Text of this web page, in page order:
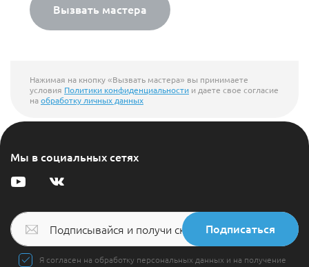
Вызвать мастера
Нажимая на кнопку «Вызвать мастера» вы принимаете
условия Политики конфиденциальности и даете свое согласие
наобработку личных данных
Мы в социальных сетях
Я согласен на обработку персональных данных и на получение
Подписаться